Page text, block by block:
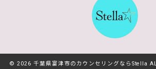
© 2026 千葉県富津市のカウンセリングならStella